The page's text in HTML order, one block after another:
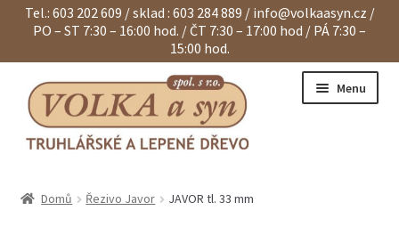
Tel.: 603 202 609 / sklad : 603 284 889 / info@volkaasyn.cz /
PO – ST 7:30 – 16:00 hod. / ČT 7:30 – 17:00 hod / PÁ 7:30 –
15:00 hod.
Přeskočit
na
navigaci
Přejít
obsahu
webu
Menu
Domů Řezivo Javor JAVOR tl. 33 mm